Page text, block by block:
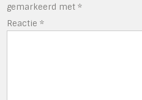
gemarkeerd met*
Reactie*